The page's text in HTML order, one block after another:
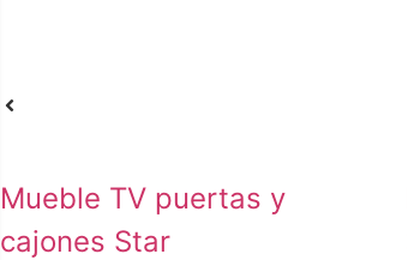
Mueble TV puertas y
cajones Star